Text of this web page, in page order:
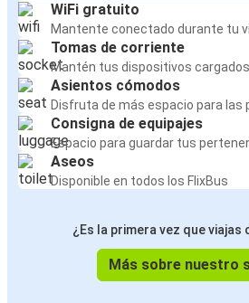
WiFi gratuito
Mantente conectado durante tu
Tomas de corriente
Mantén tus dispositivos
Asientos cómodos
Disfruta de más espacio para las
Consigna de equipajes
Espacio para guardar tus
Aseos
Disponible en todos los FlixBus
¿Es la primera vez que
Más sobre nuestro